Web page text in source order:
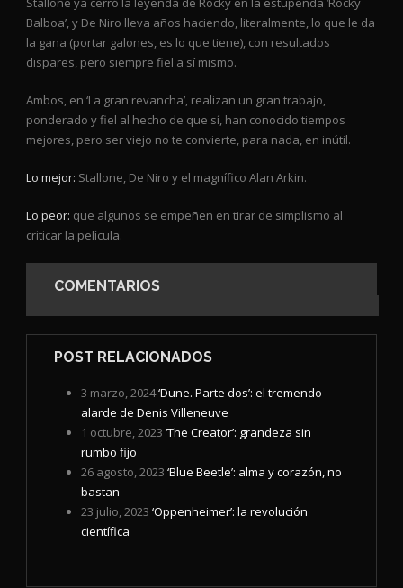
Balboa’, y De Niro lleva años haciendo, literalmente, lo que le da
la gana (portar galones, es lo que tiene), con resultados
dispares, pero siempre fiel a sí mismo.
Ambos, en ‘La gran revancha’, realizan un gran trabajo,
ponderado y fiel al hecho de que sí, han conocido tiempos
mejores, pero ser viejo no te convierte, para nada, en inútil.
Lo mejor: Stallone, De Niro y el magnífico Alan Arkin.
Lo peor: que algunos se empeñen en tirar de simplismo al
criticar la película.
COMENTARIOS
POST RELACIONADOS
3 marzo, 2024‘Dune. Parte dos’: el tremendo
alarde de Denis Villeneuve
1 octubre, 2023 ‘The Creator’: grandeza sin
rumbo fijo
26 agosto, 2023 ‘Blue Beetle’: alma y corazón, no
bastan
23 julio, 2023 ‘Oppenheimer’: la revolución
científica